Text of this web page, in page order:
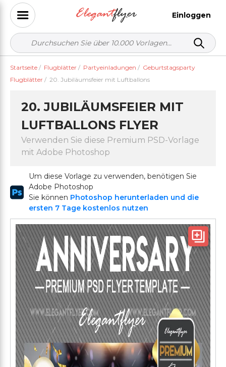
Einloggen
Startseite / Flugblätter / Partyeinladungen / Geburtstagsparty
Flugblätter / 20. Jubiläumsfeier mit Luftballons
20. JUBILÄUMSFEIER MIT
LUFTBALLONS FLYER
Verwenden Sie diese Premium PSD-Vorlage
mit Adobe Photoshop
Um diese Vorlage zu verwenden, benötigen Sie
Adobe Photoshop
Sie können Photoshop herunterladen und die
ersten 7 Tage kostenlos nutzen